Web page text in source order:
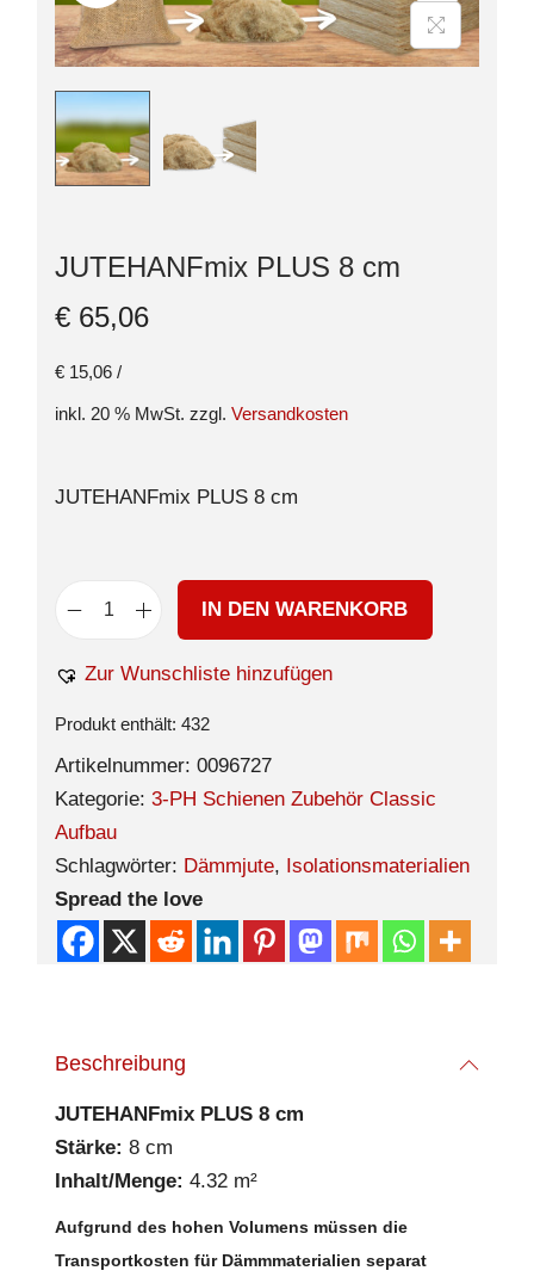
JUTEHANFmix PLUS 8 cm
€ 65,06
€ 15,06 /
inkl. 20 % MwSt. zzgl. Versandkosten
JUTEHANFmix PLUS 8 cm
IN DEN WARENKORB
Zur Wunschliste hinzufügen
Produkt enthält: 432
Artikelnummer: 0096727
Kategorie: 3-PH Schienen Zubehör Classic
Aufbau
Schlagwörter: Dämmjute, Isolationsmaterialien
Spread the love
Beschreibung
JUTEHANFmix PLUS 8 cm
Stärke: 8 cm
Inhalt/Menge: 4.32 m²
Aufgrund des hohen Volumens müssen die
Transportkosten für Dämmmaterialien separat